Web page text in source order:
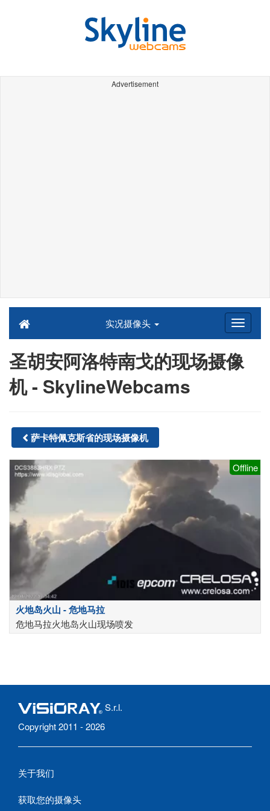
Advertisement
实况摄像头
圣胡安阿洛特南戈的现场摄像
机 - SkylineWebcams
萨卡特佩克斯省的现场摄像机
Offline
火地岛火山 - 危地马拉
危地马拉火地岛火山现场喷发
S.r.l.
Copyright 2011 - 2026
关于我们
获取您的摄像头